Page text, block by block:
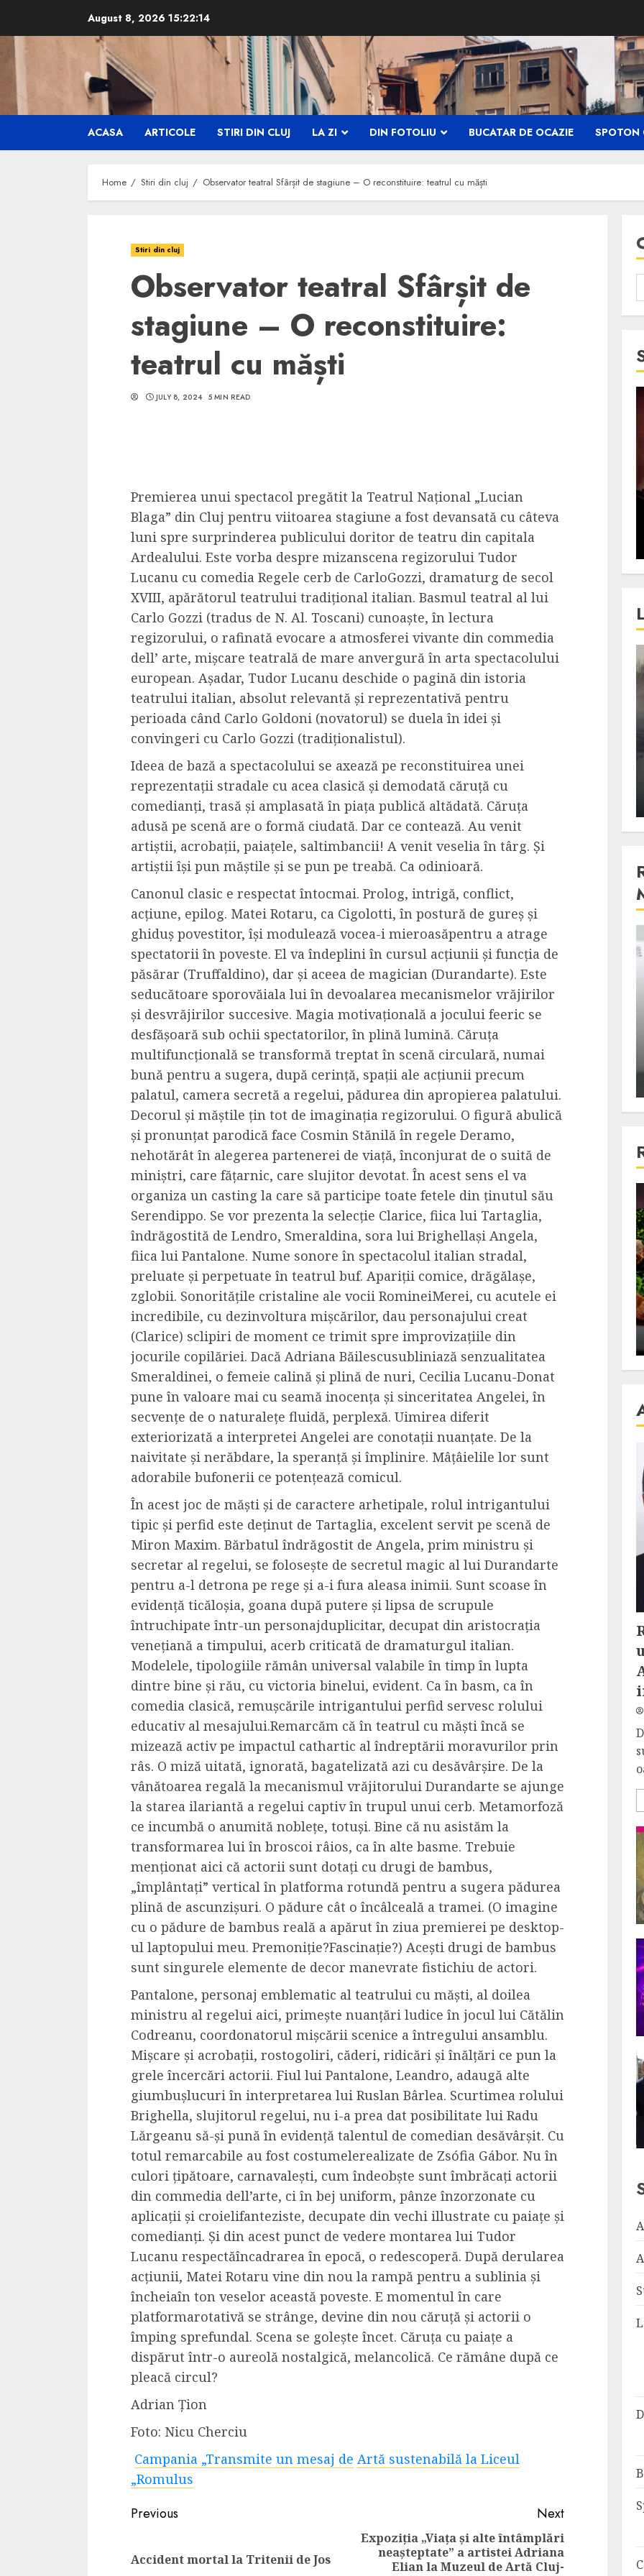
content
August 8, 2026 15:22:16
ACASA ARTICOLE STIRI DIN CLUJ LA ZI DIN FOTOLIU BUCATAR DE OCAZIE SPOTON
Home Stiri din cluj Observator teatral Sfârșit de stagiune – O reconstituire: teatrul cu măști
Stiri din cluj
Observator teatral Sfârșit de
stagiune – O reconstituire:
teatrul cu măști
JULY 8, 2024 5 MIN READ
​Premierea unui spectacol pregătit la Teatrul Național „Lucian
Blaga” din Cluj pentru viitoarea stagiune a fost devansată cu câteva
luni spre surprinderea publicului doritor de teatru din capitala
Ardealului. Este vorba despre mizanscena regizorului Tudor
Lucanu cu comedia Regele cerb de CarloGozzi, dramaturg de secol
XVIII, apărătorul teatrului tradițional italian. Basmul teatral al lui
Carlo Gozzi (tradus de N. Al. Toscani) cunoaște, în lectura
regizorului, o rafinată evocare a atmosferei vivante din commedia
dell’ arte, mișcare teatrală de mare anvergură în arta spectacolului
european. Așadar, Tudor Lucanu deschide o pagină din istoria
teatrului italian, absolut relevantă și reprezentativă pentru
perioada când Carlo Goldoni (novatorul) se duela în idei și
convingeri cu Carlo Gozzi (tradiționalistul).
​Ideea de bază a spectacolului se axează pe reconstituirea unei
reprezentații stradale cu acea clasică și demodată căruță cu
comedianți, trasă și amplasată în piața publică altădată. Căruța
adusă pe scenă are o formă ciudată. Dar ce contează. Au venit
artiștii, acrobații, paiațele, saltimbancii! A venit veselia în târg. Și
artiștii își pun măștile și se pun pe treabă. Ca odinioară.
​Canonul clasic e respectat întocmai. Prolog, intrigă, conflict,
acțiune, epilog. Matei Rotaru, ca Cigolotti, în postură de gureș și
ghiduș povestitor, își modulează vocea-i mieroasăpentru a atrage
spectatorii în poveste. El va îndeplini în cursul acțiunii și funcția de
păsărar (Truffaldino), dar și aceea de magician (Durandarte). Este
seducătoare sporovăiala lui în devoalarea mecanismelor vrăjirilor
și desvrăjirilor succesive. Magia motivațională a jocului feeric se
desfășoară sub ochii spectatorilor, în plină lumină. Căruța
multifuncțională se transformă treptat în scenă circulară, numai
bună pentru a sugera, după cerință, spații ale acțiunii precum
palatul, camera secretă a regelui, pădurea din apropierea palatului.
Decorul și măștile țin tot de imaginația regizorului. O figură abulică
și pronunțat parodică face Cosmin Stănilă în regele Deramo,
nehotărât în alegerea partenerei de viață, înconjurat de o suită de
miniștri, care fățarnic, care slujitor devotat. În acest sens el va
organiza un casting la care să participe toate fetele din ținutul său
Serendippo. Se vor prezenta la selecție Clarice, fiica lui Tartaglia,
îndrăgostită de Lendro, Smeraldina, sora lui Brighellași Angela,
fiica lui Pantalone. Nume sonore în spectacolul italian stradal,
preluate și perpetuate în teatrul buf. Apariții comice, drăgălașe,
zglobii. Sonoritățile cristaline ale vocii RomineiMerei, cu acutele ei
incredibile, cu dezinvoltura mișcărilor, dau personajului creat
(Clarice) sclipiri de moment ce trimit spre improvizațiile din
jocurile copilăriei. Dacă Adriana Băilescusubliniază senzualitatea
Smeraldinei, o femeie calină și plină de nuri, Cecilia Lucanu-Donat
pune în valoare mai cu seamă inocența și sinceritatea Angelei, în
secvențe de o naturalețe fluidă, perplexă. Uimirea diferit
exteriorizată a interpretei Angelei are conotații nuanțate. De la
naivitate și nerăbdare, la speranță și împlinire. Mâțâielile lor sunt
adorabile bufonerii ce potențează comicul.
​În acest joc de măști și de caractere arhetipale, rolul intrigantului
tipic și perfid este deținut de Tartaglia, excelent servit pe scenă de
Miron Maxim. Bărbatul îndrăgostit de Angela, prim ministru și
secretar al regelui, se folosește de secretul magic al lui Durandarte
pentru a-l detrona pe rege și a-i fura aleasa inimii. Sunt scoase în
evidență ticăloșia, goana după putere și lipsa de scrupule
întruchipate într-un personajduplicitar, decupat din aristocrația
venețiană a timpului, acerb criticată de dramaturgul italian.
Modelele, tipologiile rămân universal valabile în timp în lupta
dintre bine și rău, cu victoria binelui, evident. Ca în basm, ca în
comedia clasică, remușcările intrigantului perfid servesc rolului
educativ al mesajului.Remarcăm că în teatrul cu măști încă se
mizează activ pe impactul cathartic al îndreptării moravurilor prin
râs. O miză uitată, ignorată, bagatelizată azi cu desăvârșire. De la
vânătoarea regală la mecanismul vrăjitorului Durandarte se ajunge
la starea ilariantă a regelui captiv în trupul unui cerb. Metamorfoză
ce incumbă o anumită noblețe, totuși. Bine că nu asistăm la
transformarea lui în broscoi râios, ca în alte basme. Trebuie
menționat aici că actorii sunt dotați cu drugi de bambus,
„împlântați” vertical în platforma rotundă pentru a sugera pădurea
plină de ascunzișuri. O pădure cât o încâlceală a tramei. (O imagine
cu o pădure de bambus reală a apărut în ziua premierei pe desktop-
ul laptopului meu. Premoniție?Fascinație?) Acești drugi de bambus
sunt singurele elemente de decor manevrate fistichiu de actori.
​Pantalone, personaj emblematic al teatrului cu măști, al doilea
ministru al regelui aici, primește nuanțări ludice în jocul lui Cătălin
Codreanu, coordonatorul mișcării scenice a întregului ansamblu.
Mișcare și acrobații, rostogoliri, căderi, ridicări și înălțări ce pun la
grele încercări actorii. Fiul lui Pantalone, Leandro, adaugă alte
giumbușlucuri în interpretarea lui Ruslan Bârlea. Scurtimea rolului
Brighella, slujitorul regelui, nu i-a prea dat posibilitate lui Radu
Lărgeanu să-și pună în evidență talentul de comedian desăvârșit. Cu
totul remarcabile au fost costumelerealizate de Zsófia Gábor. Nu în
culori țipătoare, carnavalești, cum îndeobște sunt îmbrăcați actorii
din commedia dell’arte, ci în bej uniform, pânze înzorzonate cu
aplicații și croielifanteziste, decupate din vechi illustrate cu paiațe și
comedianți. Și din acest punct de vedere montarea lui Tudor
Lucanu respectăîncadrarea în epocă, o redescoperă. După derularea
acțiunii, Matei Rotaru vine din nou la rampă pentru a sublinia și
încheiaîn ton veselor această poveste. E momentul în care
platformarotativă se strânge, devine din nou căruță și actorii o
împing sprefundal. Scena se golește încet. Căruța cu paiațe a
dispărut într-o aureolă nostalgică, melancolică. Ce rămâne după ce
pleacă circul?
Adrian Țion
Foto: Nicu Cherciu
Campania „Transmite un mesaj de Artă sustenabilă la Liceul
„Romulus
Continue
Previous
Previous
Accident mortal la Tritenii de Jos
Next
Expoziția „Viața și alte întâmplări
neașteptate” a artistei Adriana
Elian la Muzeul de Artă Cluj-
5 min read
weekend prelungit in
“Orasul Comoara”?
ALEXANDRU S. MAY 31, 2023
pe cei mai in varsta an de
an?
ALEXANDRU S. DECEMBER 13, 2023
4 min read
La zi
Razboiul din Gaza, scanteia
fatala pentru Orientul
Mijlociu?
ALEXANDRU S. NOVEMBER 1, 2023
3 min read
Stiinta
si ea la evaporarea apei in
natura
ALEXANDRU S. DECEMBER 27, 2023
3 min read
Din fotoliu
Dungeons & Dragons:
Onoare printre hoti, un
film ca un joc care te
cucereste de la primele
cadre
ALEXANDRU S. MAY 17, 2023
4 min read
Din fotoliu
The Killer, un film care nu a
reusit sa se ridice la
nivelul asteptarilor
publicului si criticilor
ALEXANDRU S. DECEMBER 6, 2023
4 min read
Bucatar de ocazie
Cele mai delicioase retete
cu piept de curcan
ALEXANDRU S. MAY 24, 2023
4 min read
Bucatar de ocazie
3 retete delicioase in care
carnea de rata e vedeta
incontestabila
ALEXANDRU S. NOVEMBER 29, 2023